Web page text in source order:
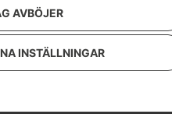
AVBÖJER
INSTÄLLNINGAR
kr
chisel-tandad
Sågkedjan är utvecklad av